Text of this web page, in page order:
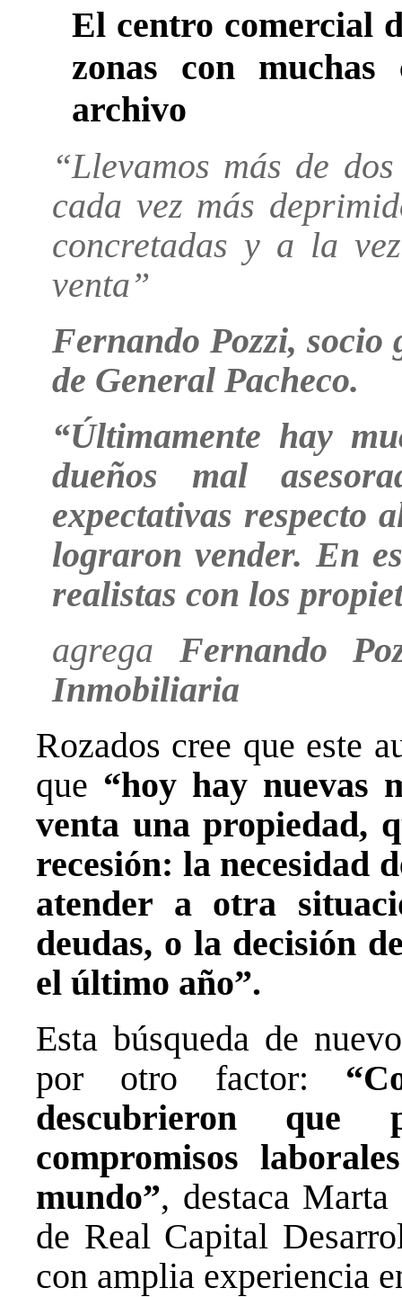
El centro comercial
zonas con
archivo
“Llevamos más de
cada vez más
concretadas y a la
venta”
Fernando Pozzi,
de General Pacheco.
“Últimamente hay
dueños mal
expectativas respecto
lograron vender. En
realistas con los
agrega Fernando
Inmobiliaria
Rozados cree que este
que “hoy hay nuevas
venta una propiedad,
recesión: la necesidad
atender a otra
deudas, o la decisión
el último año”.
Esta búsqueda de
por otro factor:
descubrieron que
compromisos
mundo”, destaca
de Real Capital
con amplia experiencia